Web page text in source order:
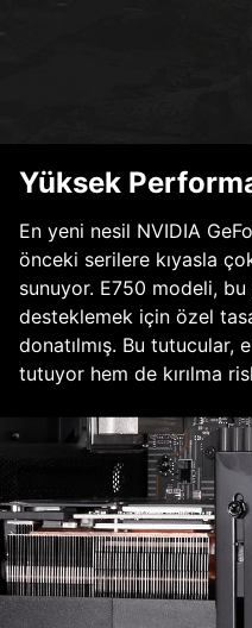
Yüksek
En yeni nesil NVIDIA
önceki serilere kıyasla
sunuyor. E750 modeli, bu
desteklemek için özel
donatılmış. Bu tutucular,
tutuyor hem de kırılma